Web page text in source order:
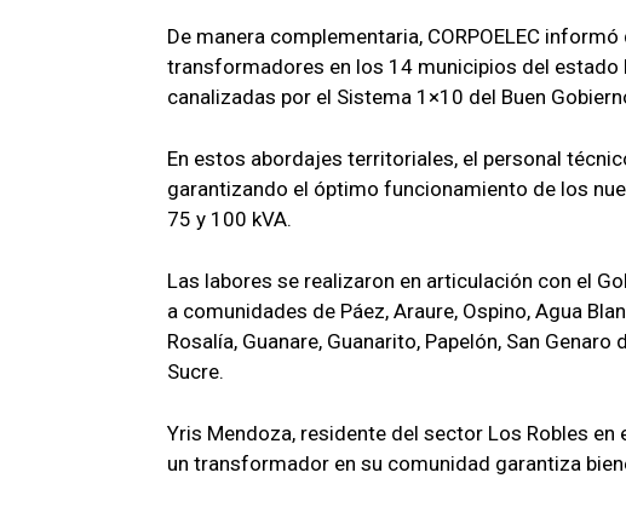
De manera complementaria, CORPOELEC
transformadores en los 14 municipios del
canalizadas por el Sistema 1×10 del Buen
En estos abordajes territoriales, el personal
garantizando el óptimo funcionamiento de los
75 y 100 kVA.
Las labores se realizaron en articulación con el
a comunidades de Páez, Araure, Ospino, Agua
Rosalía, Guanare, Guanarito, Papelón, San
Sucre.
Yris Mendoza, residente del sector Los Robles
un transformador en su comunidad garantiza